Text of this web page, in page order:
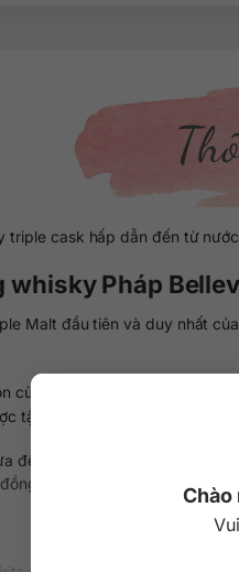
Chào
triple cask hấp dẫn đến từ
whisky Pháp
Malt đầu tiên và duy nhất
cùng những thùng ủ hạng
tận hưởng một loại rượu đầy
để phục vụ ở khoang hạng
chai.